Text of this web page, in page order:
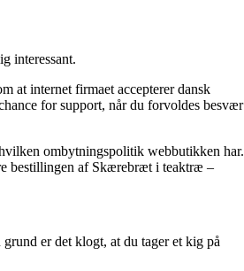
interessant.
at internet firmaet accepterer dansk
for support, når du forvoldes besvær
ombytningspolitik webbutikken har.
bestillingen af Skærebræt i teaktræ –
er det klogt, at du tager et kig på